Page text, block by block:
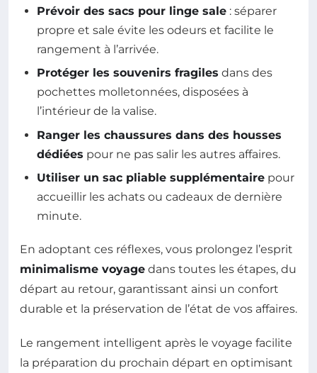
Prévoir des sacs pour linge sale : séparer
propre et sale évite les odeurs et facilite le
rangement à l’arrivée.
Protéger les souvenirs fragiles dans des
pochettes molletonnées, disposées à
l’intérieur de la valise.
Ranger les chaussures dans des housses
dédiées pour ne pas salir les autres affaires.
Utiliser un sac pliable supplémentaire pour
accueillir les achats ou cadeaux de dernière
minute.
En adoptant ces réflexes, vous prolongez l’esprit
minimalisme voyage dans toutes les étapes, du
départ au retour, garantissant ainsi un confort
durable et la préservation de l’état de vos affaires.
Le rangement intelligent après le voyage facilite
la préparation du prochain départ en optimisant